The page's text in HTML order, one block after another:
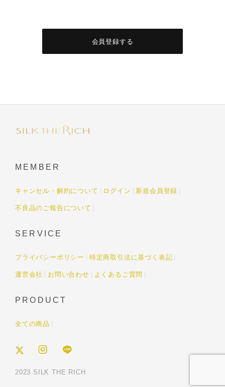
MEMBER
キャンセル・解約について ログイン 新規会員登録
不良品のご報告について
SERVICE
プライバシーポリシー 特定商取引法に基づく表記
運営会社 お問い合わせ よくあるご質問
PRODUCT
全ての商品
2023 SILK THE RICH